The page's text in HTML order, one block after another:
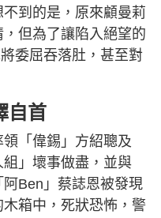
到的是，原來顧曼莉
但為了讓陷入絕望的
委屈吞落肚，甚至對
自首
「偉錫」方紹聰及
組」壞事做盡，並與
阿Ben」蔡誌恩被發現
箱中，死狀恐怖，警